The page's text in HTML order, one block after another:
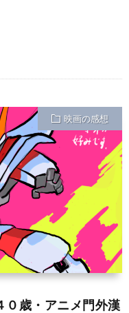
映画の感想
０歳・アニメ門外漢